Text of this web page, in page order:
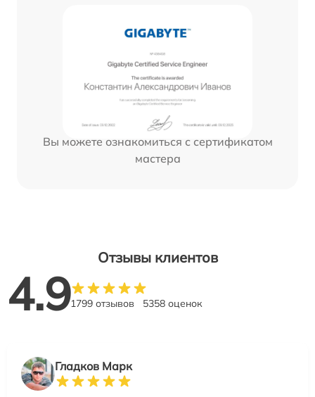
Вы можете ознакомиться с сертификатом
мастера
Отзывы клиентов
4.91799 отзывов 5358 оценок
Гладков Марк